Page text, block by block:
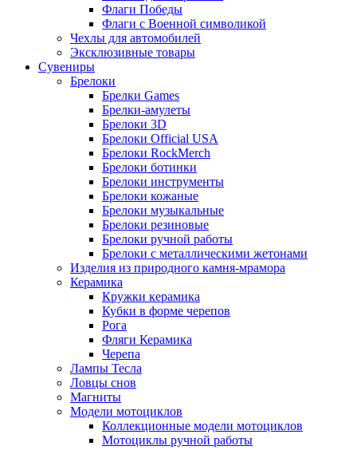
Флаги Победы
Флаги с Военной символикой
Чехлы для автомобилей
Эксклюзивные товары
Сувениры
Брелоки
Брелки Games
Брелки-амулеты
Брелоки 3D
Брелоки Official USA
Брелоки RockMerch
Брелоки ботинки
Брелоки инструменты
Брелоки кожаные
Брелоки музыкальные
Брелоки резиновые
Брелоки ручной работы
Брелоки с металлическими жетонами
Изделия из природного камня-мрамора
Керамика
Кружки керамика
Кубки в форме черепов
Рога
Фляги Керамика
Черепа
Лампы Тесла
Ловцы снов
Магниты
Модели мотоциклов
Коллекционные модели мотоциклов
Мотоциклы ручной работы